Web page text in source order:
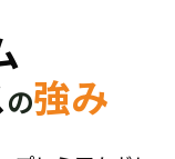
の強み